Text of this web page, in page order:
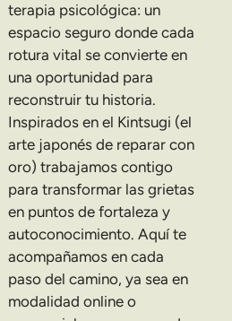
terapia psicológica: un
espacio seguro donde cada
rotura vital se convierte en
una oportunidad para
reconstruir tu historia.
Inspirados en el Kintsugi (el
arte japonés de reparar con
oro) trabajamos contigo
para transformar las grietas
en puntos de fortaleza y
autoconocimiento. Aquí te
acompañamos en cada
paso del camino, ya sea en
modalidad online o